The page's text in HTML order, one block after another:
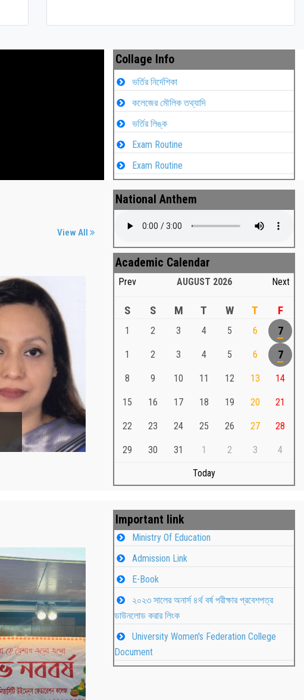
Collage Info
ভর্তির নির্দেশিকা
কলেজের মৌলিক তথ্যাদি
ভর্তির লিঙ্ক
Exam Routine
Exam Routine
View All
Afroza
Md. Shafiullah Sarker
Md. Shafiullah Sarkar , Professor , Teacher
Teacher Representative
National Anthem
Academic Calendar
Prev AUGUST 2026 Next
S S M T W T F
1 2 3 4 5 6 7
1 2 3 4 5 6 7
8 9 10 11 12 13 14
15 16 17 18 19 20 21
22 23 24 25 26 27 28
29 30 31 1 2 3 4
Today
উদযাপন
Important link
Ministry Of Education
Admission Link
E-Book
২০২৩ সালের অনার্স ৪র্থ বর্ষ পরীক্ষার প্রবেশপত্র
ডাউনলোড করার লিংক
University Women's Federation College
Document